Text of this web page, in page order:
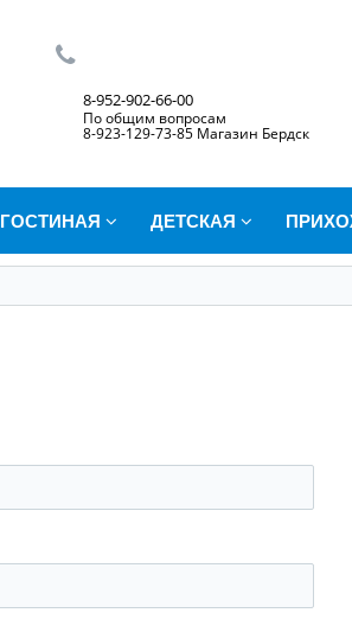
8-952-902-66-00
По общим вопросам
8-923-129-73-85 Магазин Бердск
ГОСТИНАЯ ДЕТСКАЯ